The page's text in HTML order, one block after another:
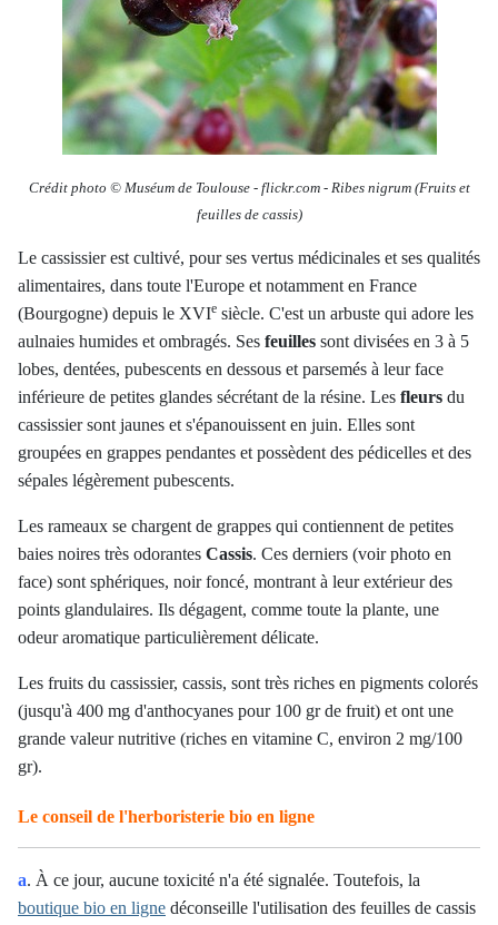
Crédit photo © Muséum de Toulouse - flickr.com - Ribes nigrum (Fruits et
feuilles de cassis)
Le cassissier est cultivé, pour ses vertus médicinales et ses qualités
alimentaires, dans toute l'Europe et notamment en France
(Bourgogne) depuis le XVIe siècle. C'est un arbuste qui adore les
aulnaies humides et ombragés. Ses feuilles sont divisées en 3 à 5
lobes, dentées, pubescents en dessous et parsemés à leur face
inférieure de petites glandes sécrétant de la résine. Les fleurs du
cassissier sont jaunes et s'épanouissent en juin. Elles sont
groupées en grappes pendantes et possèdent des pédicelles et des
sépales légèrement pubescents.
Les rameaux se chargent de grappes qui contiennent de petites
baies noires très odorantes Cassis. Ces derniers (voir photo en
face) sont sphériques, noir foncé, montrant à leur extérieur des
points glandulaires. Ils dégagent, comme toute la plante, une
odeur aromatique particulièrement délicate.
Les fruits du cassissier, cassis, sont très riches en pigments colorés
(jusqu'à 400 mg d'anthocyanes pour 100 gr de fruit) et ont une
grande valeur nutritive (riches en vitamine C, environ 2 mg/100
gr).
Le conseil de l'herboristerie bio en ligne
a. À ce jour, aucune toxicité n'a été signalée. Toutefois, la
boutique bio en ligne déconseille l'utilisation des feuilles de cassis